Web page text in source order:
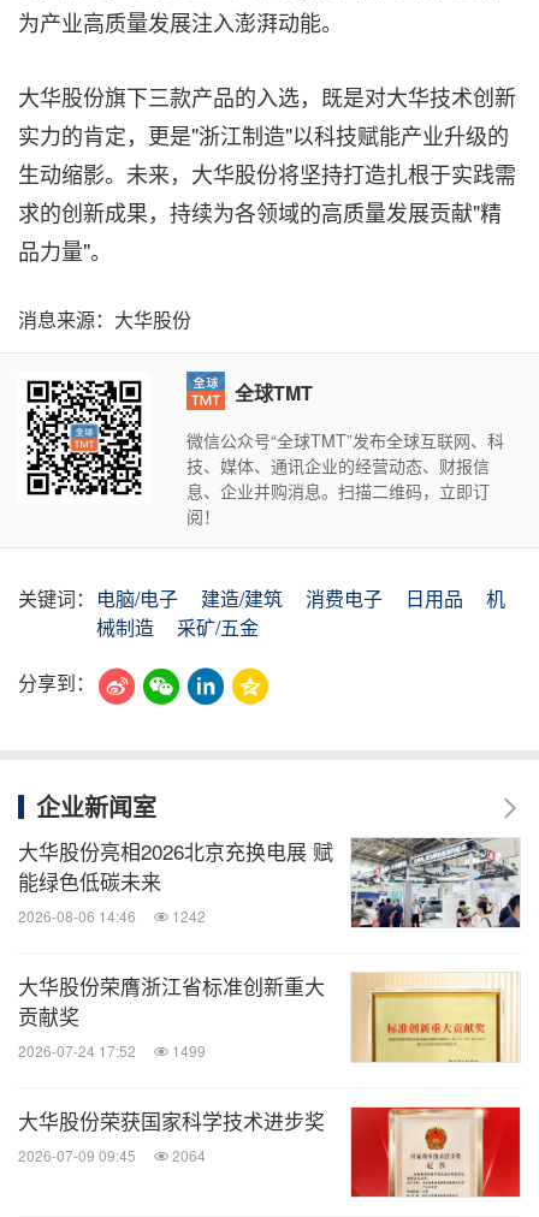
为产业高质量发展注入澎湃动能。
大华股份旗下三款产品的入选，既是对大华技术创新
实力的肯定，更是"浙江制造"以科技赋能产业升级的
生动缩影。未来，大华股份将坚持打造扎根于实践需
求的创新成果，持续为各领域的高质量发展贡献"精
品力量"。
消息来源：大华股份
全球TMT
微信公众号“全球TMT”发布全球互联网、科
技、媒体、通讯企业的经营动态、财报信
息、企业并购消息。扫描二维码，立即订
阅！
关键词： 电脑/电子 建造/建筑 消费电子 日用品
机
械制造
采矿/五金
分享到：
企业新闻室
大华股份亮相2026北京充换电展 赋
能绿色低碳未来
2026-08-06 14:46 1242
大华股份荣膺浙江省标准创新重大
贡献奖
2026-07-24 17:52 1499
大华股份荣获国家科学技术进步奖
2026-07-09 09:45 2064